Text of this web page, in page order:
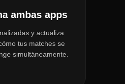
ambas apps
y actualiza
tus matches se
simultáneamente.